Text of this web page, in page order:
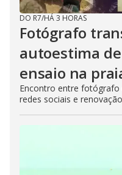
DO R7/HÁ 3 HORAS
Fotógrafo
autoestima
ensaio na
Encontro entre fotógrafo
redes sociais e